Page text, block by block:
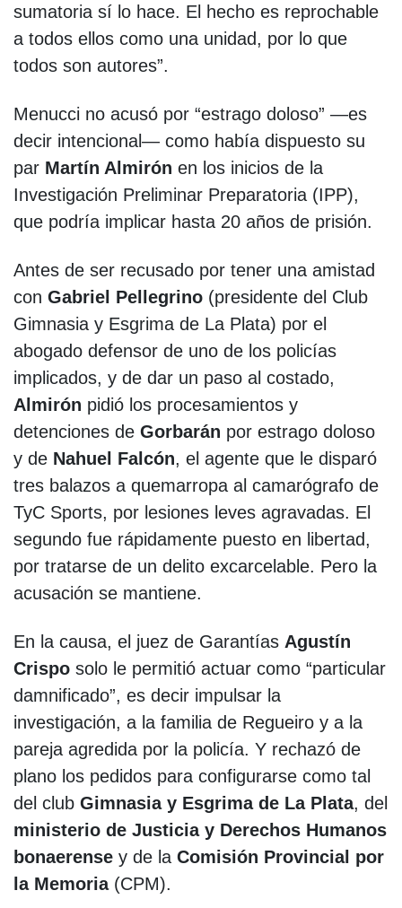
sumatoria sí lo hace. El hecho es reprochable
a todos ellos como una unidad, por lo que
todos son autores”.
Menucci no acusó por “estrago doloso” —es
decir intencional— como había dispuesto su
par Martín Almirón en los inicios de la
Investigación Preliminar Preparatoria (IPP),
que podría implicar hasta 20 años de prisión.
Antes de ser recusado por tener una amistad
con Gabriel Pellegrino (presidente del Club
Gimnasia y Esgrima de La Plata) por el
abogado defensor de uno de los policías
implicados, y de dar un paso al costado,
Almirón pidió los procesamientos y
detenciones de Gorbarán por estrago doloso
y de Nahuel Falcón, el agente que le disparó
tres balazos a quemarropa al camarógrafo de
TyC Sports, por lesiones leves agravadas. El
segundo fue rápidamente puesto en libertad,
por tratarse de un delito excarcelable. Pero la
acusación se mantiene.
En la causa, el juez de Garantías Agustín
Crispo solo le permitió actuar como “particular
damnificado”, es decir impulsar la
investigación, a la familia de Regueiro y a la
pareja agredida por la policía. Y rechazó de
plano los pedidos para configurarse como tal
del club Gimnasia y Esgrima de La Plata, del
ministerio de Justicia y Derechos Humanos
bonaerense y de la Comisión Provincial por
la Memoria (CPM).